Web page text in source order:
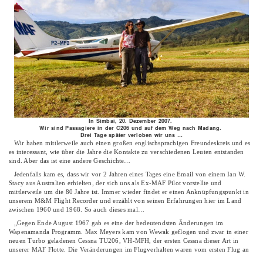
In Simbai, 20. Dezember 2007.
Wir sind Passagiere in der C206 und auf dem Weg nach Madang.
Drei Tage später verloben wir uns …
Wir haben mittlerweile auch einen großen englischsprachigen Freundeskreis und es
es interessant, wie über die Jahre die Kontakte zu verschiedenen Leuten entstanden
sind. Aber das ist eine andere Geschichte…
Jedenfalls kam es, dass wir vor 2 Jahren eines Tages eine Email von einem Ian W.
Stacy aus Australien erhielten, der sich uns als Ex-MAF Pilot vorstellte und
mittlerweile um die 80 Jahre ist. Immer wieder findet er einen Anknüpfungspunkt in
unserem M&M Flight Recorder und erzählt von seinen Erfahrungen hier im Land
zwischen 1960 und 1968. So auch dieses mal…
„Gegen Ende August 1967 gab es eine der bedeutendsten Änderungen im
Wapenamanda Programm. Max Meyers kam von Wewak geflogen und zwar in einer
neuen Turbo geladenen Cessna TU206, VH-MFH, der ersten Cessna dieser Art in
unserer MAF Flotte. Die Veränderungen im Flugverhalten waren vom ersten Flug an